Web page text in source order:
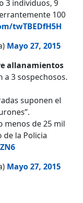
3 individuos, 9
100
twTBEDfH5H
Mayo 27, 2015
allanamientos
a 3 sospechosos.
suponen el
menos de 25 mil
la Policia
Mayo 27, 2015